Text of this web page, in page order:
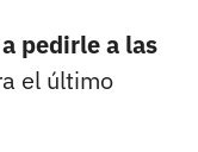
pedirle a las
el último